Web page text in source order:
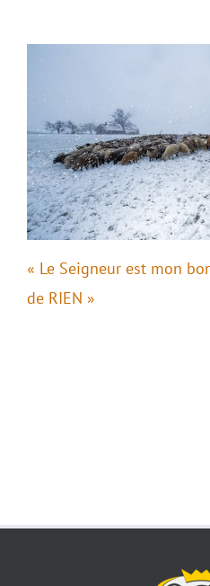
« Le Seigneur est mon
de RIEN »